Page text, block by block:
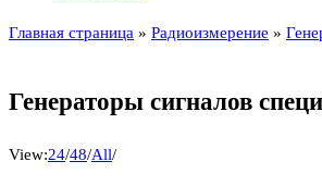
Главная страница » Радиоизмерение »
Генераторы сигналов
View:24/48/All/